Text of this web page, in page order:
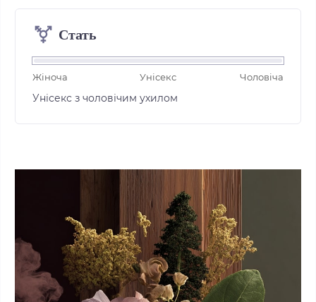
⚧ Стать
Жіноча Унісекс Чоловіча
Унісекс з чоловічим ухилом